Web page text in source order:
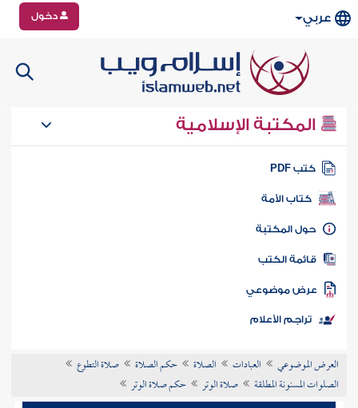
عربي دخول
المكتبة الإسلامية
كتب PDF
كتاب الأمة
المكتبة
الكتب
موضوعي
تراجم الأعلام
العرض الموضوعي العبادات الصلاة حكم الصلاة
صلاة التطوع
الصلوات المسنونة المطلقة
صلاة الوتر حكم صلاة الوتر